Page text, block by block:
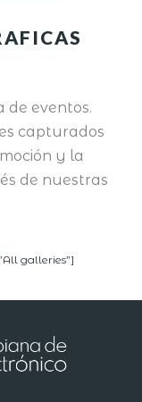
de eventos.
capturados
y la
de nuestras
galleries”]